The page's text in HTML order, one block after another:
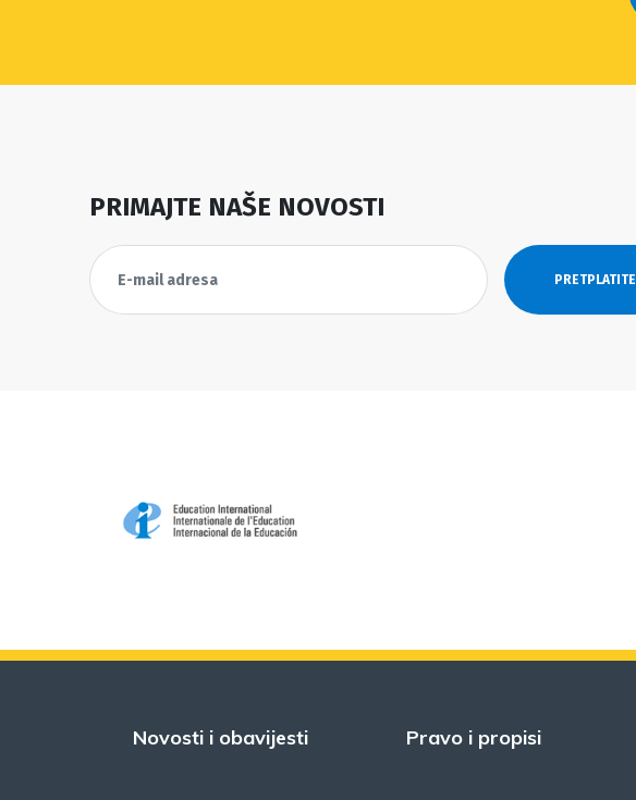
PRIMAJTE NAŠE NOVOSTI
Novosti i obavijesti Pravo i propisi